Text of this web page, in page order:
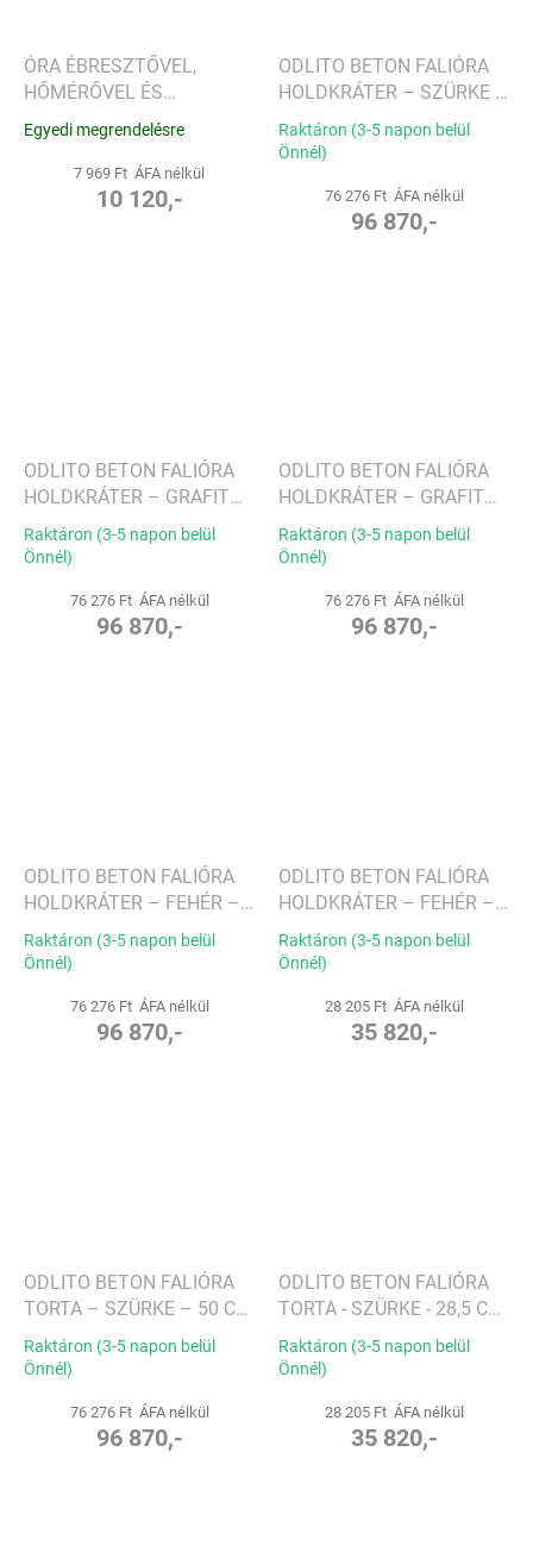
ÓRA ÉBRESZTŐVEL,
HŐMÉRŐVEL ÉS
HIGROMÉTERREL IDŐ -
PHILIPPI
Egyedi megrendelésre
7 969 Ft ÁFA nélkül
10 120,-
ODLITO BETON FALIÓRA
HOLDKRÁTER – SZÜRKE –
50 CM – FEKETE
MUTATÓK
Raktáron (3-5 napon belül
Önnél)
76 276 Ft ÁFA nélkül
96 870,-
ODLITO BETON FALIÓRA
HOLDKRÁTER – GRAFIT
(FEKETE) – 50 CM –
BARNA MUTATÓK
Raktáron (3-5 napon belül
Önnél)
76 276 Ft ÁFA nélkül
96 870,-
ODLITO BETON FALIÓRA
HOLDKRÁTER – GRAFIT
(FEKETE) – 50 CM –
FEKETE MUTATÓK
Raktáron (3-5 napon belül
Önnél)
76 276 Ft ÁFA nélkül
96 870,-
ODLITO BETON FALIÓRA
HOLDKRÁTER – FEHÉR –
50 CM – BARNA MUTATÓK
Raktáron (3-5 napon belül
Önnél)
76 276 Ft ÁFA nélkül
96 870,-
ODLITO BETON FALIÓRA
HOLDKRÁTER – FEHÉR –
30 CM – BARNA MUTATÓK
Raktáron (3-5 napon belül
Önnél)
28 205 Ft ÁFA nélkül
35 820,-
ODLITO BETON FALIÓRA
TORTA – SZÜRKE – 50 CM
– FEKETE MUTATÓK
Raktáron (3-5 napon belül
Önnél)
76 276 Ft ÁFA nélkül
96 870,-
ODLITO BETON FALIÓRA
TORTA - SZÜRKE - 28,5 CM
- FEKETE MUTATÓK
Raktáron (3-5 napon belül
Önnél)
28 205 Ft ÁFA nélkül
35 820,-